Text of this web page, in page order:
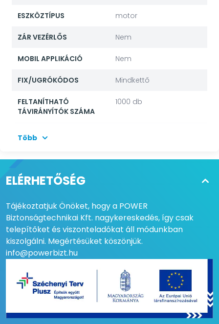
ESZKÖZTÍPUS motor
ZÁR VEZÉRLŐS Nem
MOBIL APPLIKÁCIÓ Nem
FIX/UGRÓKÓDOS Mindkettő
FELTANÍTHATÓ
TÁVIRÁNYÍTÓK SZÁMA
1000 db
MAX MŰKÖDÉSI CIKLUS
OPCIONÁLIS
AKKUMULÁTOR
VEZÉRLŐ BEMENETEK
nyitás, zárás, gyalogos
kapu, léptetős, fotocella1,
fotocella2, stop,
biztonsági él
VEZÉRLŐ KIMENETEK
villogó fény, üdvözlő
fény, kiegészítők
tápellátás 24Vdc 250mA
VILLOGÓ KIMENET 230Vac 40W
VÉDETTSÉG IP44
Több
ELÉRHETŐSÉG
Tájékoztatjuk Önöket, hogy a POWER
Biztonságtechnikai Kft. nagykereskedés, így csak
telepítőket és viszonteladókat áll módunkban
kiszolgálni. Megértésüket köszönjük.
info@powerbizt.hu